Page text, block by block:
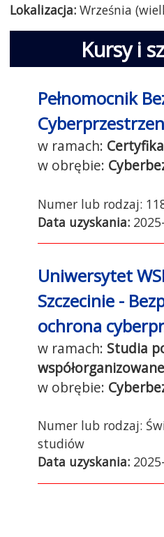
Lokalizacja:Września
Kursy i
Pełnomocnik
Data uzyskania:
Uniwersytet
Szczecinie -
ochrona
Studia
studiów
Data uzyskania: